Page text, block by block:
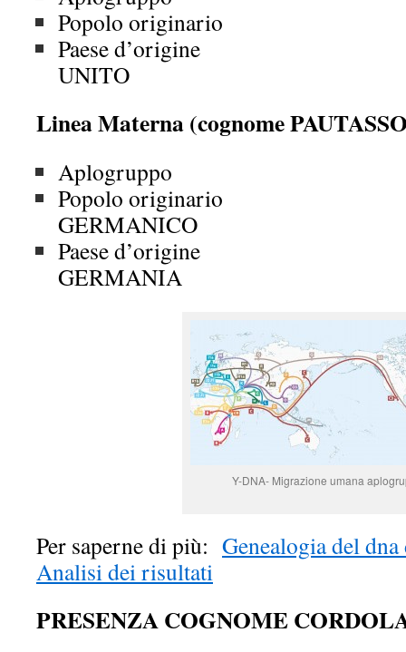
Popolo
Paese
UNITO
Linea Materna (cognome
Popolo
GERMANICO
Paese
GERMANIA
Y-DNA- Migrazione umana
Per saperne di più: Genealogia del
Analisi dei risultati
PRESENZA COGNOME